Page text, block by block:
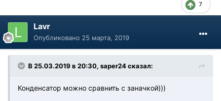
7
Lavr
Опубликовано 25 марта, 2019
В 25.03.2019 в 20:30, saper24 сказал:
Конденсатор можно сравнить с заначкой)))